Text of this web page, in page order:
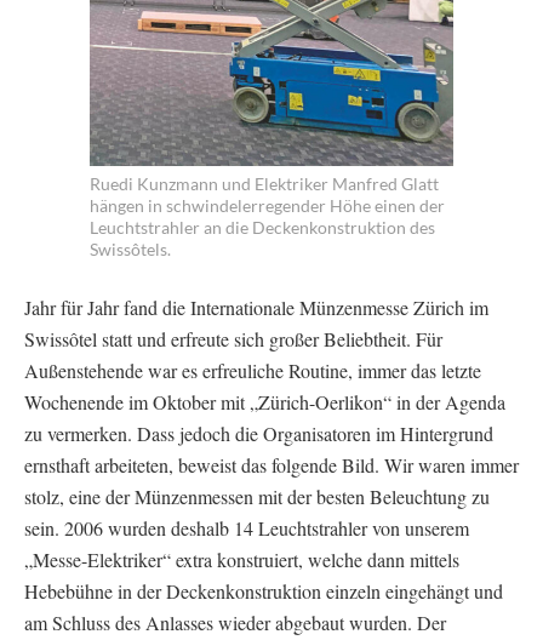
Ruedi Kunzmann und Elektriker Manfred Glatt
hängen in schwindelerregender Höhe einen der
Leuchtstrahler an die Deckenkonstruktion des
Swissôtels.
Jahr für Jahr fand die Internationale Münzenmesse Zürich im
Swissôtel statt und erfreute sich großer Beliebtheit. Für
Außenstehende war es erfreuliche Routine, immer das letzte
Wochenende im Oktober mit „Zürich-Oerlikon“ in der Agenda
zu vermerken. Dass jedoch die Organisatoren im Hintergrund
ernsthaft arbeiteten, beweist das folgende Bild. Wir waren immer
stolz, eine der Münzenmessen mit der besten Beleuchtung zu
sein. 2006 wurden deshalb 14 Leuchtstrahler von unserem
„Messe-Elektriker“ extra konstruiert, welche dann mittels
Hebebühne in der Deckenkonstruktion einzeln eingehängt und
am Schluss des Anlasses wieder abgebaut wurden. Der